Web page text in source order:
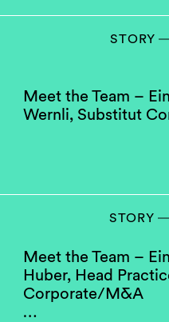
STORY
Meet the Team –
Wernli, Substitut
STORY
Meet the Team –
Huber, Head
Corporate/M&A
…